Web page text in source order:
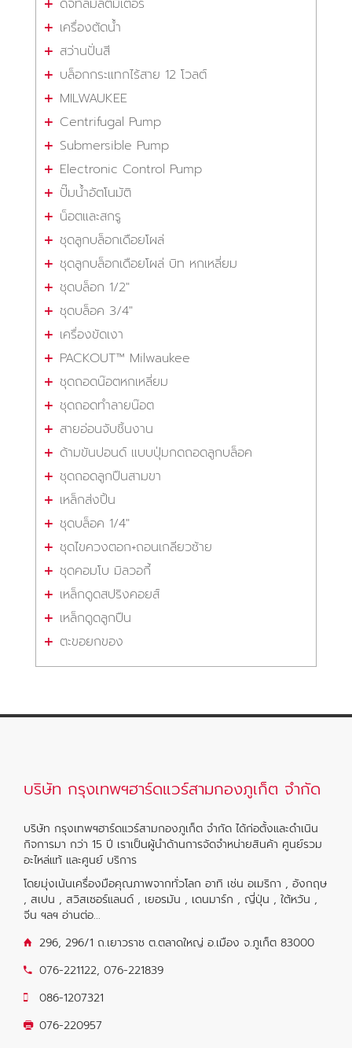
ดิจิทัลมัลติมิเตอร์
เครื่องตัดน้ำ
สว่านปั่นสี
บล็อกกระแทกไร้สาย 12 โวลต์
MILWAUKEE
Centrifugal Pump
Submersible Pump
Electronic Control Pump
ปั๊มน้ำอัตโนมัติ
น็อตและสกรู
ชุดลูกบล็อกเดือยโผล่
ชุดลูกบล็อกเดือยโผล่ บิท หกเหลี่ยม
ชุดบล็อก 1/2"
ชุดบล็อค 3/4"
เครื่องขัดเงา
PACKOUT™ Milwaukee
ชุดถอดน๊อตหกเหลี่ยม
ชุดถอดทำลายน๊อต
สายอ่อนจับชิ้นงาน
ด้ามขันปอนด์ แบบปุ่มกดถอดลูกบล็อค
ชุดถอดลูกปืนสามขา
เหล็กส่งปิ้น
ชุดบล็อค 1/4"
ชุดไขควงตอก+ถอนเกลียวซ้าย
ชุดคอมโบ มิลวอกี้
เหล็กดูดสปริงคอยส์
เหล็กดูดลูกปืน
ตะขอยกของ
บริษัท กรุงเทพฯฮาร์ดแวร์สามกองภูเก็ต จำกัด
บริษัท กรุงเทพฯฮาร์ดแวร์สามกองภูเก็ต จำกัด ได้ก่อตั้งและดำเนิน
กิจการมา กว่า 15 ปี เราเป็นผู้นำด้านการจัดจำหน่ายสินค้า ศูนย์รวม
อะไหล่แท้ และศูนย์ บริการ
โดยมุ่งเน้นเครื่องมือคุณภาพจากทั่วโลก อาทิ เช่น อเมริกา , อังกฤษ
, สเปน , สวิสเซอร์แลนด์ , เยอรมัน , เดนมาร์ก , ญี่ปุ่น , ใต้หวัน ,
จีน ฯลฯ อ่านต่อ...
296, 296/1 ถ.เยาวราช ต.ตลาดใหญ่ อ.เมือง จ.ภูเก็ต 83000
076-221122, 076-221839
086-1207321
076-220957